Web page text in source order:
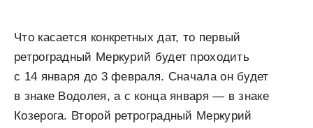
Что касается конкретных дат, то первый
ретроградный Меркурий будет проходить
с 14 января до 3 февраля. Сначала он будет
в знаке Водолея, а с конца января — в знаке
Козерога. Второй ретроградный Меркурий